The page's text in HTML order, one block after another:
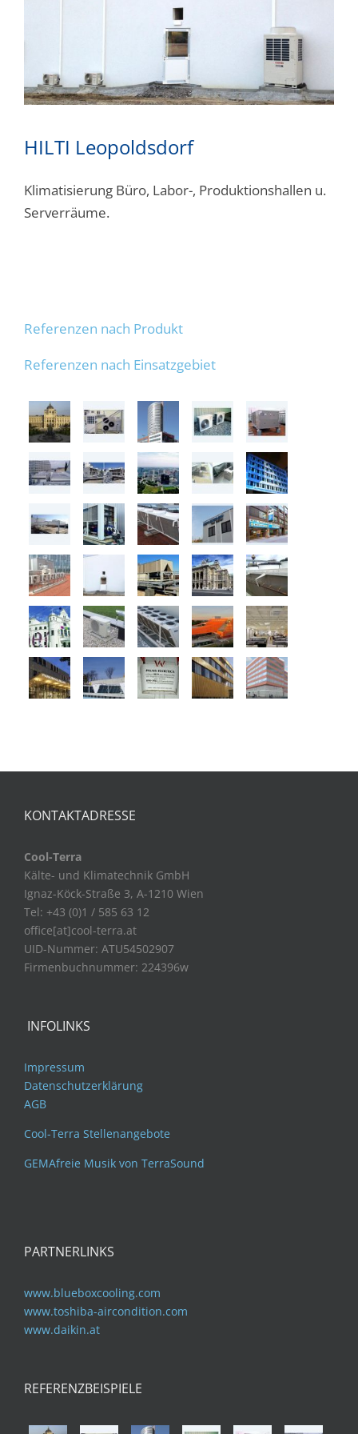
HILTI Leopoldsdorf
Klimatisierung Büro, Labor-, Produktionshallen u.
Serverräume.
Referenzen nach Produkt
Referenzen nach Einsatzgebiet
KONTAKTADRESSE
Cool-Terra
Kälte- und Klimatechnik GmbH
Ignaz-Köck-Straße 3, A-1210 Wien
Tel: +43 (0)1 / 585 63 12
office[at]cool-terra.at
UID-Nummer: ATU54502907
Firmenbuchnummer: 224396w
INFOLINKS
Impressum
Datenschutzerklärung
AGB
Cool-Terra Stellenangebote
GEMAfreie Musik von TerraSound
PARTNERLINKS
www.blueboxcooling.com
www.toshiba-aircondition.com
www.daikin.at
REFERENZBEISPIELE